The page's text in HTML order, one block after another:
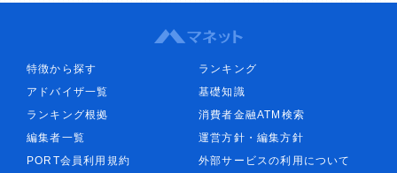
特徴から探す
ランキング
アドバイザ一覧
基礎知識
ランキング根拠
消費者金融ATM検索
編集者一覧
運営方針・編集方針
PORT会員利用規約
外部サービスの利用について